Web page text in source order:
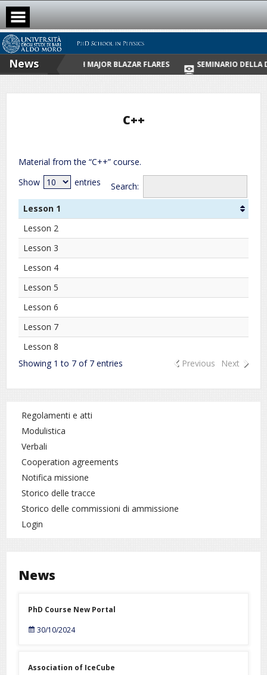
Skip
to
content
News
NEUTRINOS WITH MAJOR BLAZAR FLARES SEMINARIO DELLA
C++
Material from the “C++” course.
Show
entries
Search:
Lesson 1
Lesson 2
Lesson 3
Lesson 4
Lesson 5
Lesson 6
Lesson 7
Lesson 8
Showing 1 to 7 of 7 entries
Previous Next
Regolamenti e atti
Modulistica
Verbali
Cooperation agreements
Notifica missione
Storico delle tracce
Storico delle commissioni di ammissione
Login
News
PhD Course New Portal
30/10/2024
Association of IceCube